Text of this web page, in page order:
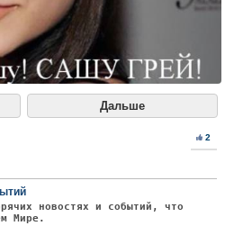
Дальше
2
новостях и событий, что
Мире.